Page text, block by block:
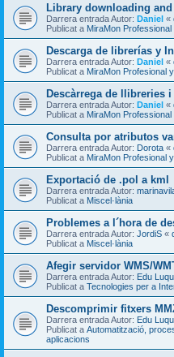
Library downloading
Darrera entrada Autor: Daniel «
Publicat a MiraMon
Descarga de librerías y
Darrera entrada Autor: Daniel «
Publicat a MiraMon Profesional
Descàrrega de llibreries
Darrera entrada Autor: Daniel «
Publicat a MiraMon
Consulta por atributos
Darrera entrada Autor: Dorota «
Publicat a MiraMon Profesional
Exportació de .pol a kml
Darrera entrada Autor:
Publicat a Miscel·lània
Problemes a l´hora de
Darrera entrada Autor: JordiS «
Publicat a Miscel·lània
Afegir servidor WMS/
Darrera entrada Autor: Edu
Publicat a Tecnologies per a
Descomprimir fitxers
Darrera entrada Autor: Edu
Publicat a Automatització,
aplicacions